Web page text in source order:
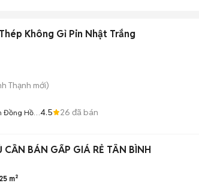
Không Gỉ Pin Nhật Trắng
Thạnh mới)
Đồng Hồ
4.5 26 đã bán
CẦN BÁN GẤP GIÁ RẺ TÂN BÌNH
25 m²